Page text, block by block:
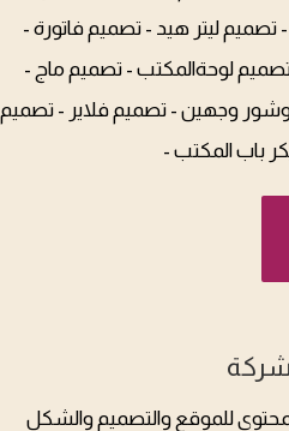
- تصميم ليتر هيد - تصميم فاتورة -
لوحةالمكتب - تصميم ماج -
وجهين - تصميم فلاير - تصميم
باب المكتب -
للموقع والتصميم والشكل